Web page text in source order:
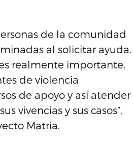
de la comunidad
al solicitar ayuda.
realmente importante,
de violencia
de apoyo y así atender
vivencias y sus casos”,
Matria.